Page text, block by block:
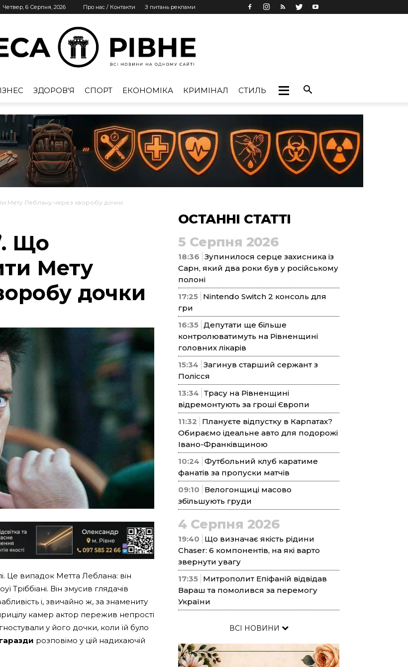
Четвер, 6 Серпня, 2026 Про нас / Контакти З питань реклами
Рівне
ЗДОРОВ'Я СПОРТ ЕКОНОМІКА КРИМІНАЛ СТИЛЬ
Мету Леблану через хворобу дочки
Що
Мету
дочки
Це випадок Метта Леблана: він
Тріббіані. Він змусив глядачів
і, звичайно ж, за знамениту
камер актор пережив непрості
у його дочки, коли їй було
розповімо у цій надихаючій
ОСТАННІ СТАТТІ
5 Серпня 2026
18:36 Зупинилося серце захисника із
Сарн, який два роки був у російському
полоні
17:25 Nintendo Switch 2 консоль для
гри
16:35 Депутати ще більше
контролюватимуть на Рівненщині
головних лікарів
15:34 Загинув старший сержант з
Полісся
13:34 Трасу на Рівненщині
відремонтують за гроші Європи
11:32
Плануєте відпустку в Карпатах?
Обираємо ідеальне авто для подорожі
Івано-Франківщиною
10:24 Футбольний клуб каратиме
фанатів за пропуски матчів
09:10
Велогонщиці масово
збільшують груди
4 Серпня 2026
19:40
Що визначає якість рідини
Chaser: 6 компонентів, на які варто
звернути увагу
17:35 Митрополит Епіфаній відвідав
Вараш та помолився за перемогу
України
ВСІ НОВИНИ